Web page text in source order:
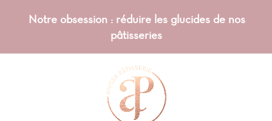
Notre obsession : réduire les glucides de nos
pâtisseries